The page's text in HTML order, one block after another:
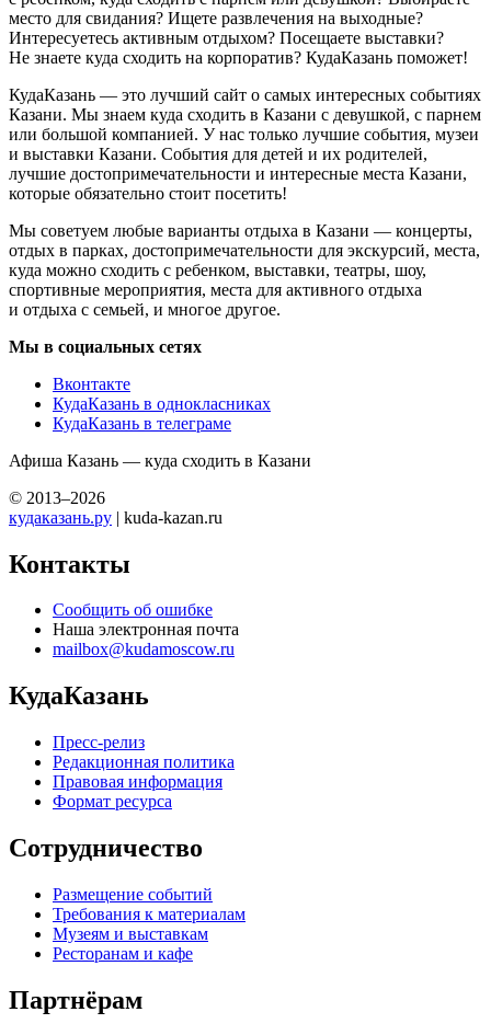
место для свидания? Ищете развлечения на выходные?
Интересуетесь активным отдыхом? Посещаете выставки?
Не знаете куда сходить на корпоратив? КудаКазань поможет!
КудаКазань — это лучший сайт о самых интересных событиях
Казани. Мы знаем куда сходить в Казани с девушкой, с парнем
или большой компанией. У нас только лучшие события, музеи
и выставки Казани. События для детей и их родителей,
лучшие достопримечательности и интересные места Казани,
которые обязательно стоит посетить!
Мы советуем любые варианты отдыха в Казани — концерты,
отдых в парках, достопримечательности для экскурсий, места,
куда можно сходить с ребенком, выставки, театры, шоу,
спортивные мероприятия, места для активного отдыха
и отдыха с семьей, и многое другое.
Мы в социальных сетях
Вконтакте
КудаКазань в однокласниках
КудаКазань в телеграме
Афиша Казань — куда сходить в Казани
© 2013–2026
кудаказань.ру | kuda-kazan.ru
Контакты
Сообщить об ошибке
Наша электронная почта
mailbox@kudamoscow.ru
КудаКазань
Пресс-релиз
Редакционная политика
Правовая информация
Формат ресурса
Сотрудничество
Размещение событий
Требования к материалам
Музеям и выставкам
Ресторанам и кафе
Партнёрам